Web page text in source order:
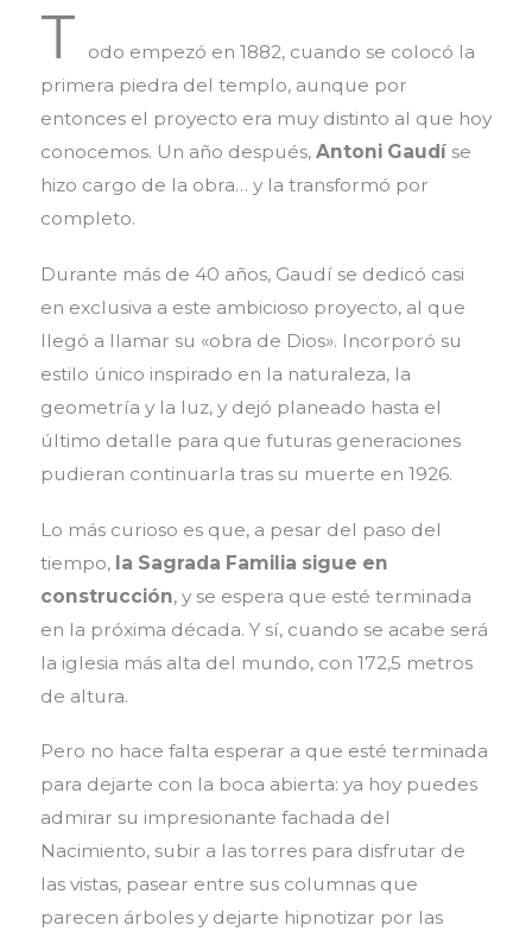
T
odo empezó en 1882, cuando se colocó la
primera piedra del templo, aunque por
entonces el proyecto era muy distinto al que hoy
conocemos. Un año después, Antoni Gaudíse
hizo cargo de la obra… y la transformó por
completo.
Durante más de 40 años, Gaudí se dedicó casi
en exclusiva a este ambicioso proyecto, al que
llegó a llamar su «obra de Dios». Incorporó su
estilo único inspirado en la naturaleza, la
geometría y la luz, y dejó planeado hasta el
último detalle para que futuras generaciones
pudieran continuarla tras su muerte en 1926.
Lo más curioso es que, a pesar del paso del
tiempo, la Sagrada Familia sigue en
construcción, y se espera que esté terminada
en la próxima década. Y sí, cuando se acabe será
la iglesia más alta del mundo, con 172,5 metros
de altura.
Pero no hace falta esperar a que esté terminada
para dejarte con la boca abierta: ya hoy puedes
admirar su impresionante fachada del
Nacimiento, subir a las torres para disfrutar de
las vistas, pasear entre sus columnas que
parecen árboles y dejarte hipnotizar por las